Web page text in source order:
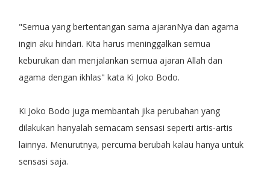
"Semua yang bertentangan sama ajaranNya dan agama
ingin aku hindari. Kita harus meninggalkan semua
keburukan dan menjalankan semua ajaran Allah dan
agama dengan ikhlas" kata Ki Joko Bodo.
Ki Joko Bodo juga membantah jika perubahan yang
dilakukan hanyalah semacam sensasi seperti artis-artis
lainnya. Menurutnya, percuma berubah kalau hanya untuk
sensasi saja.